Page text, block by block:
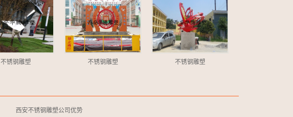
不锈钢雕塑 不锈钢雕塑 不锈钢雕塑
西安不锈钢雕塑公司优势